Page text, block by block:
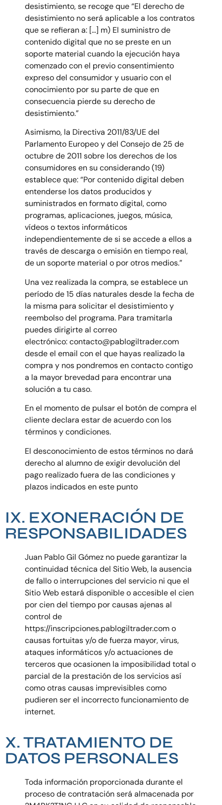
desistimiento, se recoge que “El derecho de
desistimiento no será aplicable a los contratos
que se refieran a: […] m) El suministro de
contenido digital que no se preste en un
soporte material cuando la ejecución haya
comenzado con el previo consentimiento
expreso del consumidor y usuario con el
conocimiento por su parte de que en
consecuencia pierde su derecho de
desistimiento.”
Asimismo, la Directiva 2011/83/UE del
Parlamento Europeo y del Consejo de 25 de
octubre de 2011 sobre los derechos de los
consumidores en su considerando (19)
establece que: “Por contenido digital deben
entenderse los datos producidos y
suministrados en formato digital, como
programas, aplicaciones, juegos, música,
vídeos o textos informáticos
independientemente de si se accede a ellos a
través de descarga o emisión en tiempo real,
de un soporte material o por otros medios.”
Una vez realizada la compra, se establece un
período de 15 días naturales desde la fecha de
la misma para solicitar el desistimiento y
reembolso del programa. Para tramitarla
puedes dirigirte al correo
electrónico: contacto@pablogiltrader.com
desde el email con el que hayas realizado la
compra y nos pondremos en contacto contigo
a la mayor brevedad para encontrar una
solución a tu caso.
En el momento de pulsar el botón de compra el
cliente declara estar de acuerdo con los
términos y condiciones.
El desconocimiento de estos términos no dará
derecho al alumno de exigir devolución del
pago realizado fuera de las condiciones y
plazos indicados en este punto
IX. EXONERACIÓN DE
RESPONSABILIDADES
Juan Pablo Gil Gómez no puede garantizar la
continuidad técnica del Sitio Web, la ausencia
de fallo o interrupciones del servicio ni que el
Sitio Web estará disponible o accesible el cien
por cien del tiempo por causas ajenas al
control de
https://inscripciones.pablogiltrader.com o
causas fortuitas y/o de fuerza mayor, virus,
ataques informáticos y/o actuaciones de
terceros que ocasionen la imposibilidad total o
parcial de la prestación de los servicios así
como otras causas imprevisibles como
pudieren ser el incorrecto funcionamiento de
internet.
X. TRATAMIENTO DE
DATOS PERSONALES
Toda información proporcionada durante el
proceso de contratación será almacenada por